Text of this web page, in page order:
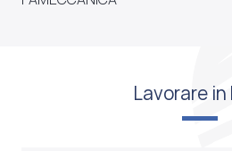
Lavorare in